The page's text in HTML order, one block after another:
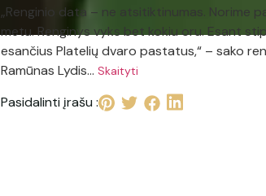
„Renginio data – ne atsitiktinumas. Norime
metu. Renginys vyks bet kokiu oru. Esant
esančius Platelių dvaro pastatus,“ – sako
Ramūnas Lydis… Skaityti
Pasidalinti įrašu :